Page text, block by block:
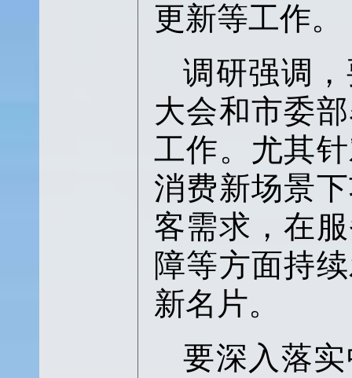
更新等工作。
调研强调
大会和市委
工作。尤其
消费新场景
客需求，在
障等方面持
新名片。
要深入落